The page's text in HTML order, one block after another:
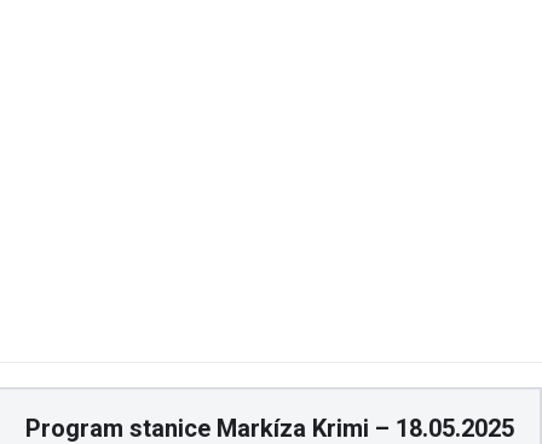
Program stanice Markíza Krimi – 18.05.2025